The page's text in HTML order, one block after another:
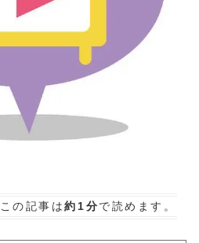
この記事は約1分で読めます。